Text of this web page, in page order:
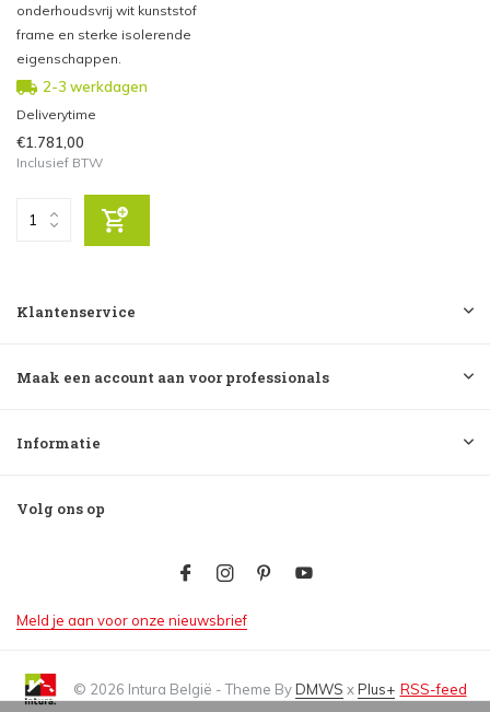
onderhoudsvrij wit kunststof
frame en sterke isolerende
eigenschappen.
2-3 werkdagen
Deliverytime
€1.781,00
Inclusief BTW
Klantenservice
Maak een account aan voor professionals
Informatie
Volg ons op
Meld je aan voor onze nieuwsbrief
© 2026 Intura België - Theme ByDMWS xPlus+ RSS-feed